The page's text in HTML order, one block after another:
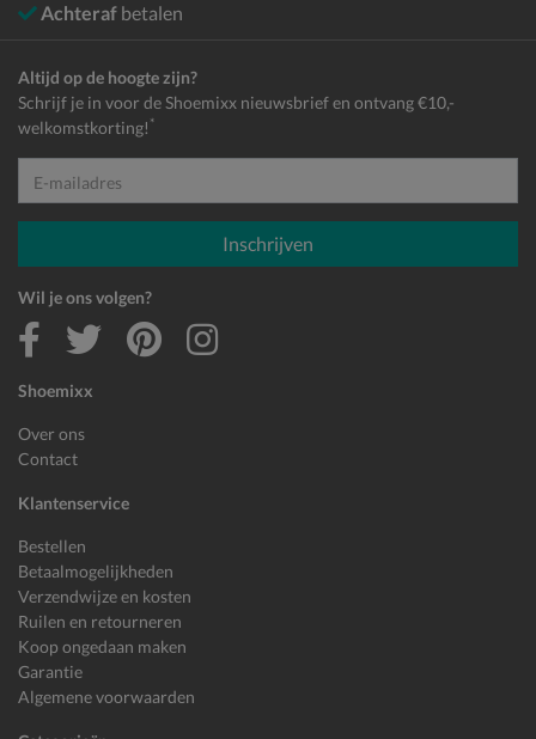
Achteraf betalen
Shoemixx
Over ons
Contact
Klantenservice
Bestellen
Betaalmogelijkheden
Verzendwijze en kosten
Ruilen en retourneren
Koop ongedaan maken
Garantie
Algemene voorwaarden
Altijd op de hoogte zijn?
Schrijf je in voor de Shoemixx nieuwsbrief en ontvang €10,-
welkomstkorting! *
E-mailadres
Inschrijven
Wil je ons volgen?